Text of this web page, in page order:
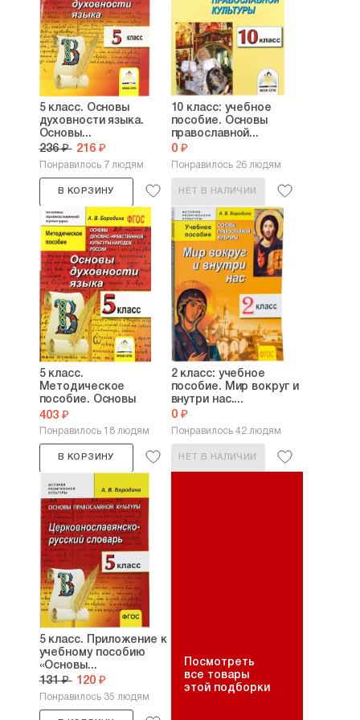
5 класс. Основы
духовности языка.
Основы...
236 ₽ 216 ₽
Понравилось 7 людям
В КОРЗИНУ
10 класс: учебное
пособие. Основы
православной...
0 ₽
Понравилось 26 людям
НЕТ В НАЛИЧИИ
5 класс.
Методическое
пособие. Основы
духовности...
403 ₽
Понравилось 18 людям
В КОРЗИНУ
2 класс: учебное
пособие. Мир вокруг и
внутри нас....
0 ₽
Понравилось 42 людям
НЕТ В НАЛИЧИИ
5 класс. Приложение к
учебному пособию
«Основы...
131 ₽ 120 ₽
Понравилось 35 людям
Посмотреть
все товары
этой подборки